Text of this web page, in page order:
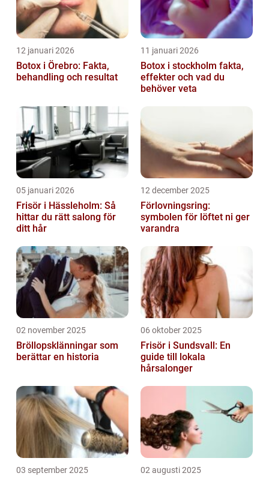
12 januari 2026
Botox i Örebro: Fakta,
behandling och resultat
11 januari 2026
Botox i stockholm fakta,
effekter och vad du
behöver veta
05 januari 2026
Frisör i Hässleholm: Så
hittar du rätt salong för
ditt hår
12 december 2025
Förlovningsring:
symbolen för löftet ni ger
varandra
02 november 2025
Bröllopsklänningar som
berättar en historia
06 oktober 2025
Frisör i Sundsvall: En
guide till lokala
hårsalonger
03 september 2025 02 augusti 2025